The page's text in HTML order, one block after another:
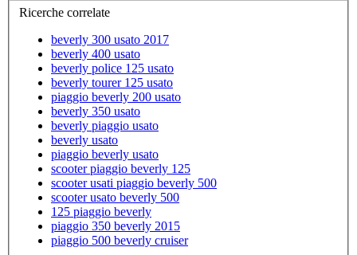
Ricerche correlate
beverly 300 usato 2017
beverly 400 usato
beverly police 125 usato
beverly tourer 125 usato
piaggio beverly 200 usato
beverly 350 usato
beverly piaggio usato
beverly usato
piaggio beverly usato
scooter piaggio beverly 125
scooter usati piaggio beverly 500
scooter usato beverly 500
125 piaggio beverly
piaggio 350 beverly 2015
piaggio 500 beverly cruiser